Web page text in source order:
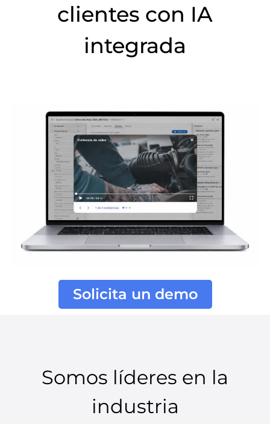
clientes con IA
integrada
Solicita un demo
Somos líderes en la
industria